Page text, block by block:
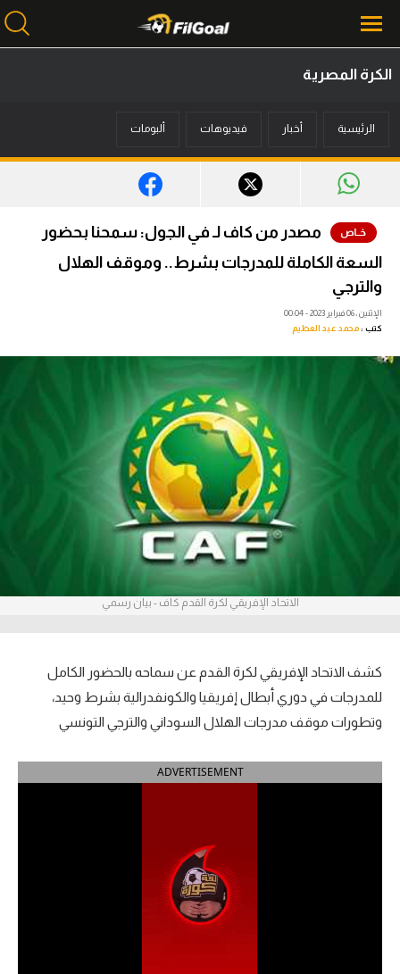
أخبار
ميركاتو
فانتازي في الجول
مسابقة التوقعات
فيديوهات
الدوري الإسباني
الكرة المصرية
الرئيسية أخبار فيديوهات ألبومات
مصدر من كاف لـ في الجول: سمحنا بحضور
السعة الكاملة للمدرجات بشرط.. وموقف الهلال
والترجي
الإثنين، 06 فبراير 2023 - 00:04
كتب :محمد عبد العظيم
الاتحاد الإفريقي لكرة القدم كاف - بيان رسمي
كشف الاتحاد الإفريقي لكرة القدم عن سماحه بالحضور الكامل
للمدرجات في دوري أبطال إفريقيا والكونفدرالية بشرط وحيد،
وتطورات موقف مدرجات الهلال السوداني والترجي التونسي
ADVERTISEMENT